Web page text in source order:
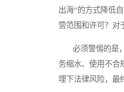
出海”的方式降低
营范围和许可？对
必须警惕的是，
务缩水、使用不合
埋下法律风险，最